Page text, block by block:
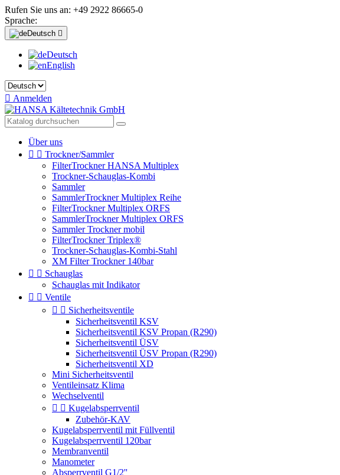
Rufen Sie uns an: +49 2922 86665-0
Sprache:
Deutsch 
Deutsch
English
 Anmelden
Über uns
  Trockner/Sammler
FilterTrockner HANSA Multiplex
Trockner-Schauglas-Kombi
Sammler
SammlerTrockner Multiplex Reihe
FilterTrockner Multiplex ORFS
SammlerTrockner Multiplex ORFS
Sammler Trockner mobil
FilterTrockner Triplex®
Trockner-Schauglas-Kombi-Stahl
XM Filter Trockner 140bar
  Schauglas
Schauglas mit Indikator
  Ventile
  Sicherheitsventile
Sicherheitsventil KSV
Sicherheitsventil KSV Propan (R290)
Sicherheitsventil ÜSV
Sicherheitsventil ÜSV Propan (R290)
Sicherheitsventil XD
Mini Sicherheitsventil
Ventileinsatz Klima
Wechselventil
  Kugelabsperrventil
Zubehör-KAV
Kugelabsperrventil mit Füllventil
Kugelabsperrventil 120bar
Membranventil
Manometer
Absperrventil G1/2''